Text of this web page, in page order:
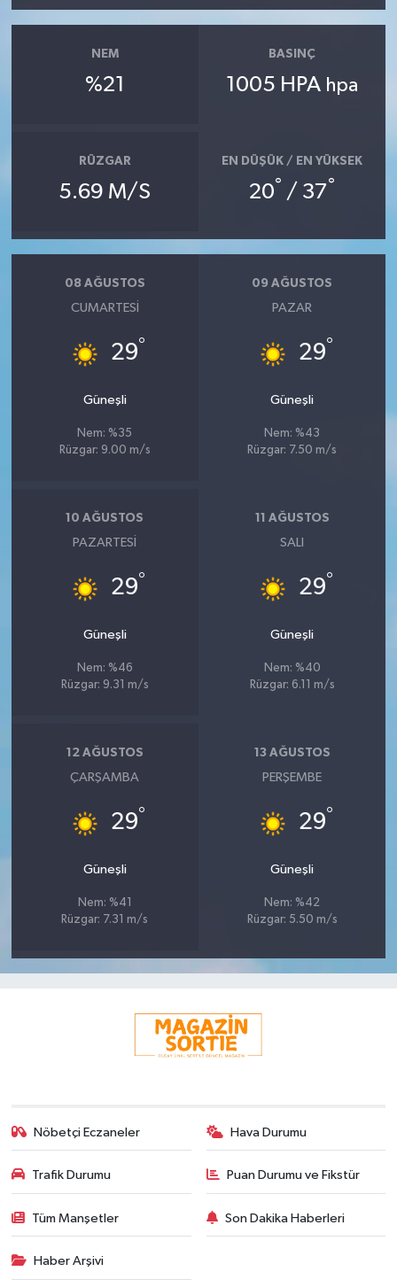
NEM
%21
BASINÇ
1005 HPA hpa
RÜZGAR
5.69 M/S
EN DÜŞÜK / EN YÜKSEK
20° / 37°
08 AĞUSTOS
CUMARTESI
29°
Güneşli
Nem: %35
Rüzgar: 9.00 m/s
09 AĞUSTOS
PAZAR
29°
Güneşli
Nem: %43
Rüzgar: 7.50 m/s
10 AĞUSTOS
PAZARTESI
29°
Güneşli
Nem: %46
Rüzgar: 9.31 m/s
11 AĞUSTOS
SALI
29°
Güneşli
Nem: %40
Rüzgar: 6.11 m/s
12 AĞUSTOS
ÇARŞAMBA
29°
Güneşli
Nem: %41
Rüzgar: 7.31 m/s
13 AĞUSTOS
PERŞEMBE
29°
Güneşli
Nem: %42
Rüzgar: 5.50 m/s
Nöbetçi Eczaneler Hava Durumu
Trafik Durumu Puan Durumu ve Fikstür
Tüm Manşetler Son Dakika Haberleri
Haber Arşivi